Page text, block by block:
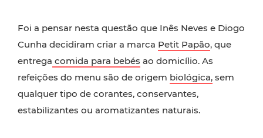
Foi a pensar nesta questão que Inês Neves e Diogo
Cunha decidiram criar a marca Petit Papão, que
entrega comida para bebés ao domicílio. As
refeições do menu são de origem biológica, sem
qualquer tipo de corantes, conservantes,
estabilizantes ou aromatizantes naturais.